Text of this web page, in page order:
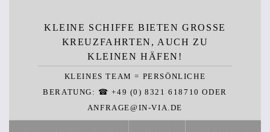
KLEINE SCHIFFE BIETEN GROSSE K
REUZFAHRTEN, AUCH ZU K
LEINEN HÄFEN!
KLEINES TEAM = PERSÖNLICHE
BERATUNG: ☎ +49 (0) 8321 618710 ODER
ANFRAGE@IN-VIA.DE